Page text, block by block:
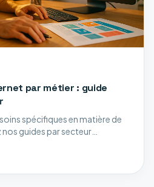
par métier : guide
spécifiques en matière de
guides par secteur